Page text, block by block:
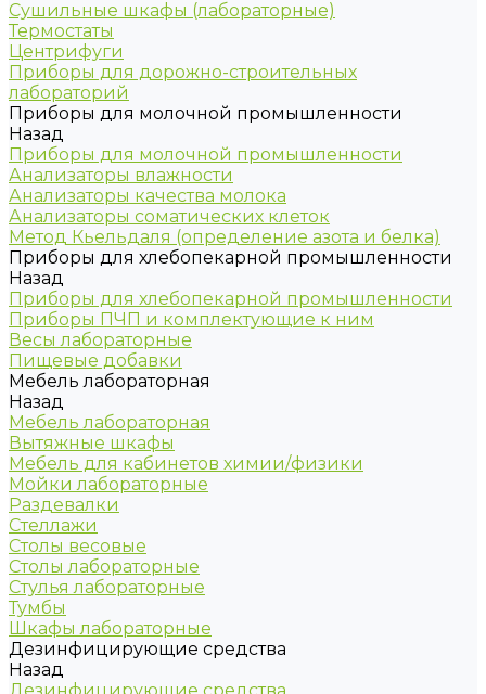
Сушильные шкафы (лабораторные)
Термостаты
Центрифуги
Приборы для дорожно-строительных
лабораторий
Приборы для молочной промышленности
Назад
Приборы для молочной промышленности
Анализаторы влажности
Анализаторы качества молока
Анализаторы соматических клеток
Метод Кьельдаля (определение азота и белка)
Приборы для хлебопекарной промышленности
Назад
Приборы для хлебопекарной промышленности
Приборы ПЧП и комплектующие к ним
Весы лабораторные
Пищевые добавки
Мебель лабораторная
Назад
Мебель лабораторная
Вытяжные шкафы
Мебель для кабинетов химии/физики
Мойки лабораторные
Раздевалки
Стеллажи
Столы весовые
Столы лабораторные
Стулья лабораторные
Тумбы
Шкафы лабораторные
Дезинфицирующие средства
Назад